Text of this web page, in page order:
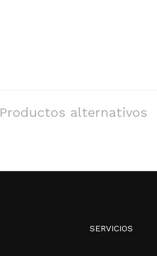
Productos alternativos
SERVICIOS